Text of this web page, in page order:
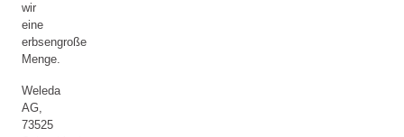
wir
eine
erbsengroße
Menge.
Weleda
AG,
73525